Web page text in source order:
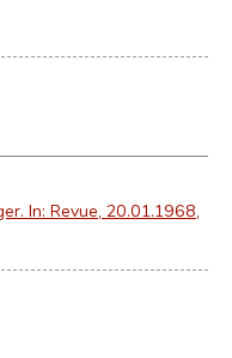
In: Revue, 20.01.1968,